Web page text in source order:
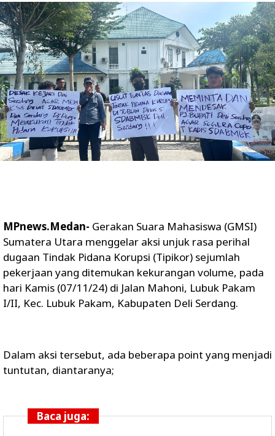
MPnews.Medan- Gerakan Suara Mahasiswa (GMSI)
Sumatera Utara menggelar aksi unjuk rasa perihal
dugaan Tindak Pidana Korupsi (Tipikor) sejumlah
pekerjaan yang ditemukan kekurangan volume, pada
hari Kamis (07/11/24) di Jalan Mahoni, Lubuk Pakam
I/II, Kec. Lubuk Pakam, Kabupaten Deli Serdang.
Dalam aksi tersebut, ada beberapa point yang menjadi
tuntutan, diantaranya;
Baca juga: